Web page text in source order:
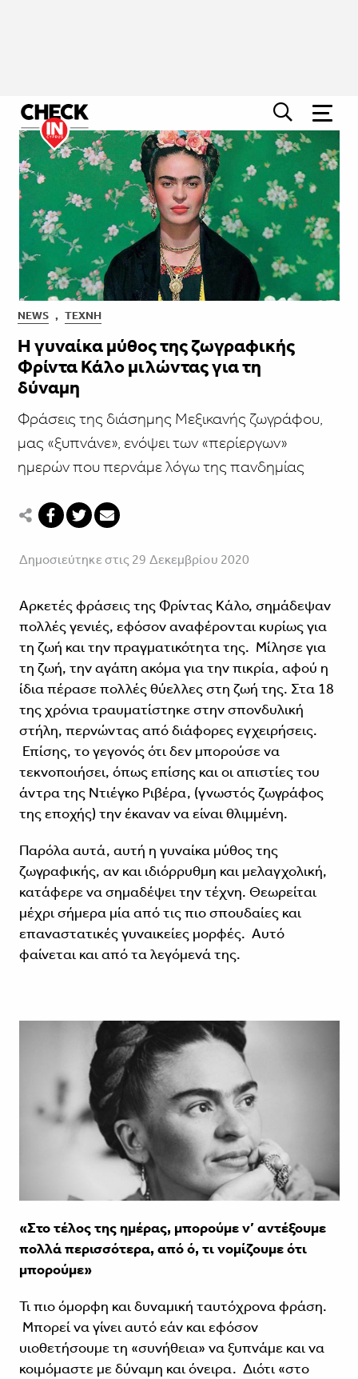
NEWS , ΤΈΧΝΗ
Η γυναίκα μύθος της ζωγραφικής
Φρίντα Κάλο μιλώντας για τη
δύναμη
Φράσεις της διάσημης Μεξικανής ζωγράφου,
μας «ξυπνάνε», ενόψει των «περίεργων»
ημερών που περνάμε λόγω της πανδημίας
Δημοσιεύτηκε στις 29 Δεκεμβρίου 2020
Αρκετές φράσεις της Φρίντας Κάλο, σημάδεψαν
πολλές γενιές, εφόσον αναφέρονται κυρίως για
τη ζωή και την πραγματικότητα της. Μίλησε για
τη ζωή, την αγάπη ακόμα για την πικρία, αφού η
ίδια πέρασε πολλές θύελλες στη ζωή της. Στα 18
της χρόνια τραυματίστηκε στην σπονδυλική
στήλη, περνώντας από διάφορες εγχειρήσεις.
Επίσης, το γεγονός ότι δεν μπορούσε να
τεκνοποιήσει, όπως επίσης και οι απιστίες του
άντρα της Ντιέγκο Ριβέρα, (γνωστός ζωγράφος
της εποχής) την έκαναν να είναι θλιμμένη.
Παρόλα αυτά, αυτή η γυναίκα μύθος της
ζωγραφικής, αν και ιδιόρρυθμη και μελαγχολική,
κατάφερε να σημαδέψει την τέχνη. Θεωρείται
μέχρι σήμερα μία από τις πιο σπουδαίες και
επαναστατικές γυναικείες μορφές. Αυτό
φαίνεται και από τα λεγόμενά της.
«Στο τέλος της ημέρας, μπορούμε ν’ αντέξουμε
πολλά περισσότερα, από ό, τι νομίζουμε ότι
μπορούμε»
Τι πιο όμορφη και δυναμική ταυτόχρονα φράση.
Μπορεί να γίνει αυτό εάν και εφόσον
υιοθετήσουμε τη «συνήθεια» να ξυπνάμε και να
κοιμόμαστε με δύναμη και όνειρα. Διότι «στο